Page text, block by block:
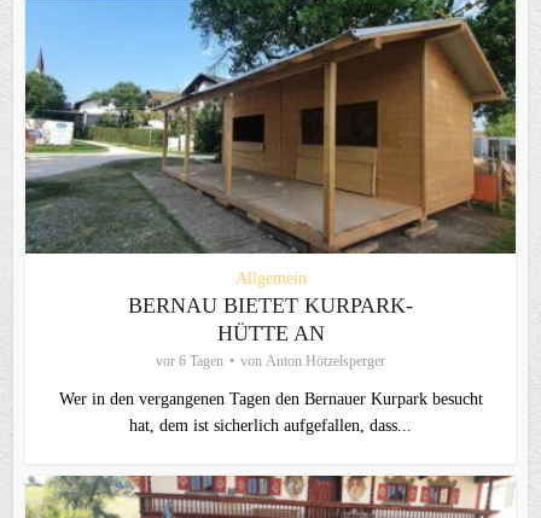
Allgemein
BERNAU BIETET KURPARK-
HÜTTE AN
vor 6 Tagen von Anton Hötzelsperger
Wer in den vergangenen Tagen den Bernauer Kurpark besucht
hat, dem ist sicherlich aufgefallen, dass...